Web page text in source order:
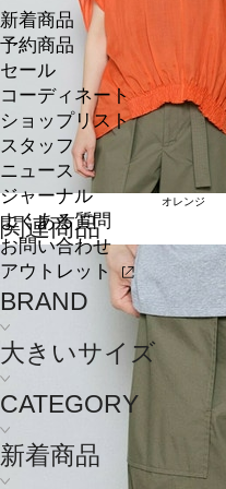
新着商品
予約商品
セール
コーディネート
ショップリスト
スタッフ
ニュース
ジャーナル
よくある質問
お問い合わせ
アウトレット
BRAND
大きいサイズ
CATEGORY
新着商品
オレンジ
関連商品